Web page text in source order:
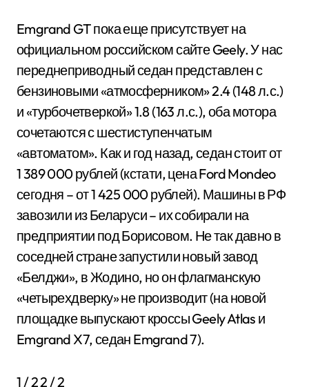
Emgrand GT пока еще присутствует на
официальном российском сайте Geely. У нас
переднеприводный седан представлен с
бензиновыми «атмосферником» 2.4 (148 л.с.)
и «турбочетверкой» 1.8 (163 л.с.), оба мотора
сочетаются с шестиступенчатым
«автоматом». Как и год назад, седан стоит от
1 389 000 рублей (кстати, цена Ford Mondeo
сегодня – от 1 425 000 рублей). Машины в РФ
завозили из Беларуси – их собирали на
предприятии под Борисовом. Не так давно в
соседней стране запустили новый завод
«Белджи», в Жодино, но он флагманскую
«четырехдверку» не производит (на новой
площадке выпускают кроссы Geely Atlas и
Emgrand X7, седан Emgrand 7).
1/ 22/ 2